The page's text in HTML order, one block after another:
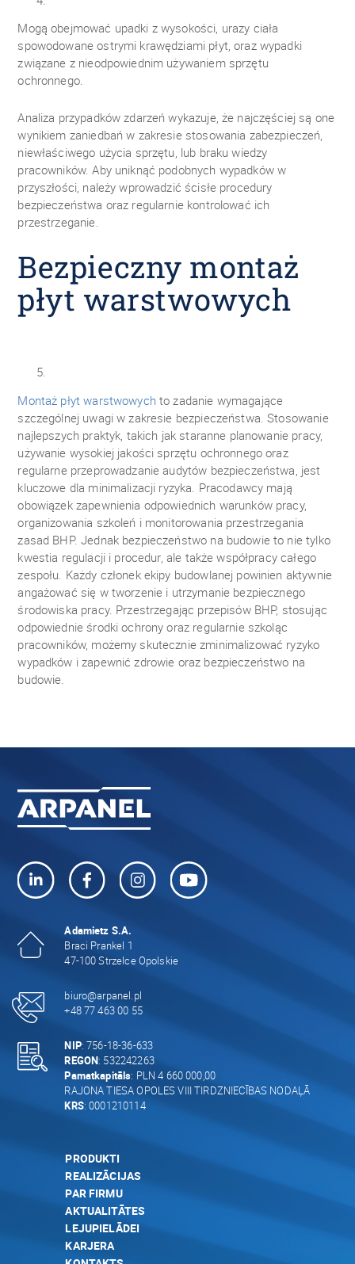
Mogą obejmować upadki z wysokości, urazy ciała
spowodowane ostrymi krawędziami płyt, oraz wypadki
związane z nieodpowiednim używaniem sprzętu
ochronnego.
Analiza przypadków zdarzeń wykazuje, że najczęściej są one
wynikiem zaniedbań w zakresie stosowania zabezpieczeń,
niewłaściwego użycia sprzętu, lub braku wiedzy
pracowników. Aby uniknąć podobnych wypadków w
przyszłości, należy wprowadzić ścisłe procedury
bezpieczeństwa oraz regularnie kontrolować ich
przestrzeganie.
Bezpieczny montaż
płyt warstwowych
Montaż płyt warstwowychto zadanie wymagające
szczególnej uwagi w zakresie bezpieczeństwa. Stosowanie
najlepszych praktyk, takich jak staranne planowanie pracy,
używanie wysokiej jakości sprzętu ochronnego oraz
regularne przeprowadzanie audytów bezpieczeństwa, jest
kluczowe dla minimalizacji ryzyka. Pracodawcy mają
obowiązek zapewnienia odpowiednich warunków pracy,
organizowania szkoleń i monitorowania przestrzegania
zasad BHP. Jednak bezpieczeństwo na budowie to nie tylko
kwestia regulacji i procedur, ale także współpracy całego
zespołu. Każdy członek ekipy budowlanej powinien aktywnie
angażować się w tworzenie i utrzymanie bezpiecznego
środowiska pracy. Przestrzegając przepisów BHP, stosując
odpowiednie środki ochrony oraz regularnie szkoląc
pracowników, możemy skutecznie zminimalizować ryzyko
wypadków i zapewnić zdrowie oraz bezpieczeństwo na
budowie.
Adamietz S.A.
Braci Prankel 1
47-100 Strzelce Opolskie
biuro@arpanel.pl
+48 77 463 00 55
NIP: 756-18-36-633
REGON: 532242263
Pamatkapitāls: PLN 4 660 000,00
RAJONA TIESA OPOLES VIII TIRDZNIECĪBAS NODAĻĀ
KRS: 0001210114
PRODUKTI
REALIZĀCIJAS
PAR FIRMU
AKTUALITĀTES
LEJUPIELĀDEI
KARJERA